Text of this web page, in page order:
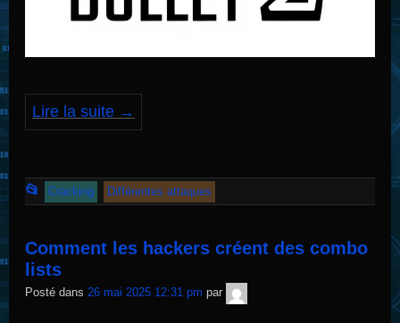
Lire la suite →
📂
Cet
été
publié
Cracking Différentes attaques
Comment les hackers créent des combo
lists
Posté dans 26 mai 2025 12:31 pm par
Sécurité